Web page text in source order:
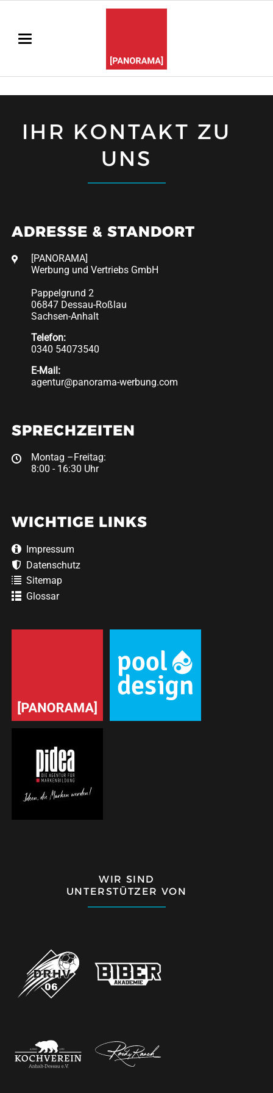
IHR KONTAKT ZU
UNS
ADRESSE & STANDORT
[PANORAMA]
Werbung und Vertriebs GmbH
Pappelgrund 2
06847 Dessau-Roßlau
Sachsen-Anhalt
Telefon:
0340 54073540
E-Mail:
agentur@panorama-werbung.com
SPRECHZEITEN
Montag –Freitag:
8:00 - 16:30 Uhr
WICHTIGE LINKS
Impressum
Datenschutz
Sitemap
Glossar
WIR SIND
UNTERSTÜTZER VON